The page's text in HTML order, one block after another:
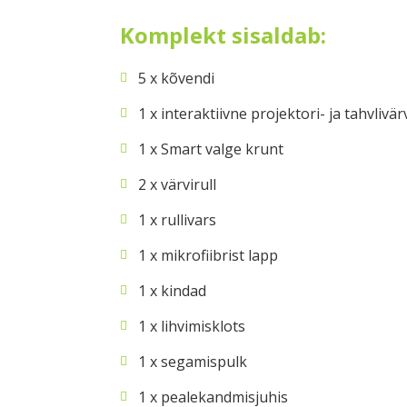
Komplekt sisaldab:
5 x kõvendi
1 x interaktiivne projektori- ja
1 x Smart valge krunt
2 x värvirull
1 x rullivars
1 x mikrofiibrist lapp
1 x kindad
1 x lihvimisklots
1 x segamispulk
1 x pealekandmisjuhis